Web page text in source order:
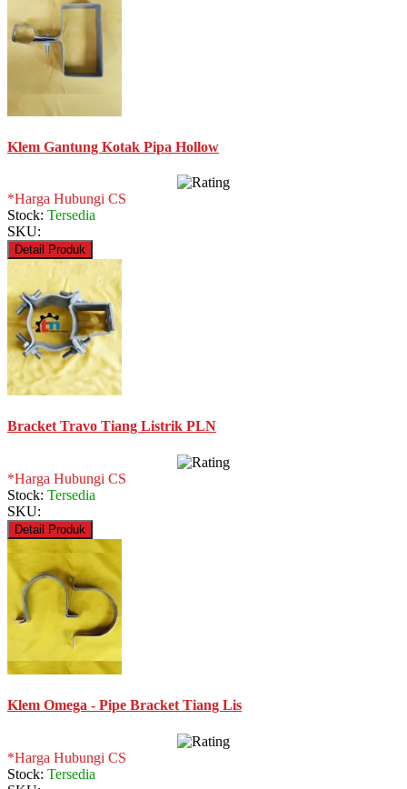
Klem Gantung Kotak Pipa Hollow
*Harga Hubungi CS
Stock: Tersedia
SKU:
Detail Produk
Bracket Travo Tiang Listrik PLN
*Harga Hubungi CS
Stock: Tersedia
SKU:
Detail Produk
Klem Omega - Pipe Bracket Tiang Lis
*Harga Hubungi CS
Stock: Tersedia